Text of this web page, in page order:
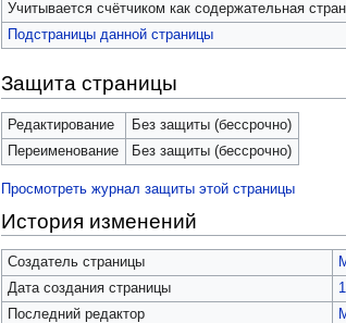
Учитывается счётчиком как содержательная
Подстраницы данной страницы
Защита страницы
Редактирование
Без защиты (бессрочно)
Переименование
Без защиты (бессрочно)
Просмотреть журнал защиты этой страницы
История изменений
Создатель страницы
Дата создания страницы
Последний редактор